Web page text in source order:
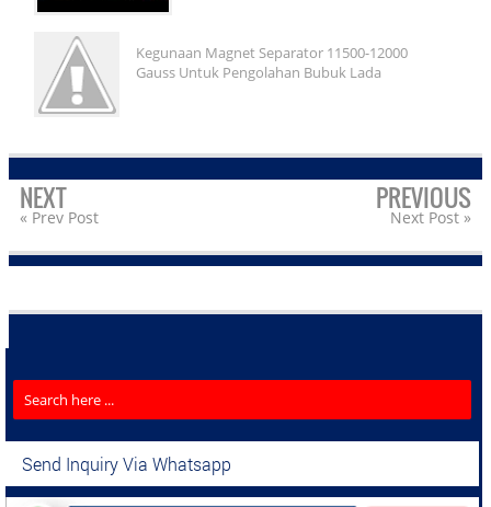
Kegunaan Magnet Separator 11500-12000
Gauss Untuk Pengolahan Bubuk Lada
NEXT
« Prev Post
PREVIOUS
Next Post »
Send Inquiry Via Whatsapp